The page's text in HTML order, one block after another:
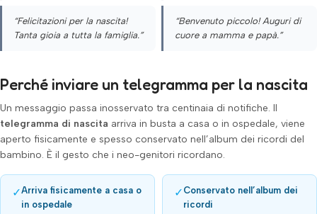
“Felicitazioni per la nascita!
Tanta gioia a tutta la famiglia.”
“Benvenuto piccolo! Auguri di
cuore a mamma e papà.”
Perché inviare un telegramma per la nascita
Un messaggio passa inosservato tra centinaia di notifiche. Il
telegramma di nascita arriva in busta a casa o in ospedale, viene
aperto fisicamente e spesso conservato nell’album dei ricordi del
bambino. È il gesto che i neo-genitori ricordano.
✓Arriva fisicamente a casa o
in ospedale
✓ Conservato nell’album dei
ricordi